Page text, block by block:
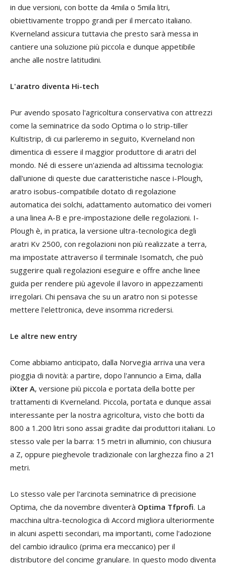
in due versioni, con botte da 4mila o 5mila litri,
obiettivamente troppo grandi per il mercato italiano.
Kverneland assicura tuttavia che presto sarà messa in
cantiere una soluzione più piccola e dunque appetibile
anche alle nostre latitudini.
L'aratro diventa Hi-tech
Pur avendo sposato l'agricoltura conservativa con attrezzi
come la seminatrice da sodo Optima o lo strip-tiller
Kultistrip, di cui parleremo in seguito, Kverneland non
dimentica di essere il maggior produttore di aratri del
mondo. Né di essere un'azienda ad altissima tecnologia:
dall'unione di queste due caratteristiche nasce i-Plough,
aratro isobus-compatibile dotato di regolazione
automatica dei solchi, adattamento automatico dei vomeri
a una linea A-B e pre-impostazione delle regolazioni. I-
Plough è, in pratica, la versione ultra-tecnologica degli
aratri Kv 2500, con regolazioni non più realizzate a terra,
ma impostate attraverso il terminale Isomatch, che può
suggerire quali regolazioni eseguire e offre anche linee
guida per rendere più agevole il lavoro in appezzamenti
irregolari. Chi pensava che su un aratro non si potesse
mettere l'elettronica, deve insomma ricredersi.
Le altre new entry
Come abbiamo anticipato, dalla Norvegia arriva una vera
pioggia di novità: a partire, dopo l'annuncio a Eima, dalla
iXter A, versione più piccola e portata della botte per
trattamenti di Kverneland. Piccola, portata e dunque assai
interessante per la nostra agricoltura, visto che botti da
800 a 1.200 litri sono assai gradite dai produttori italiani. Lo
stesso vale per la barra: 15 metri in alluminio, con chiusura
a Z, oppure pieghevole tradizionale con larghezza fino a 21
metri.
Lo stesso vale per l'arcinota seminatrice di precisione
Optima, che da novembre diventerà Optima Tfprofi. La
macchina ultra-tecnologica di Accord migliora ulteriormente
in alcuni aspetti secondari, ma importanti, come l'adozione
del cambio idraulico (prima era meccanico) per il
distributore del concime granulare. In questo modo diventa